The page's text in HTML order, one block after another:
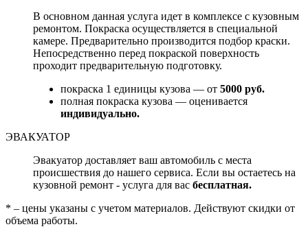
В основном данная услуга идет в комплексе с кузовным
ремонтом. Покраска осуществляется в специальной
камере. Предварительно производится подбор краски.
Непосредственно перед покраской поверхность
проходит предварительную подготовку.
покраска 1 единицы кузова — от 5000 руб.
полная покраска кузова — оценивается
индивидуально.
ЭВАКУАТОР
Эвакуатор доставляет ваш автомобиль с места
происшествия до нашего сервиса. Если вы остаетесь на
кузовной ремонт - услуга для вас бесплатная.
* – цены указаны с учетом материалов. Действуют скидки от
объема работы.